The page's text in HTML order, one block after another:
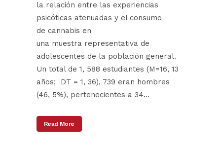
la relación entre las experiencias
psicóticas atenuadas y el consumo
de cannabis en
una muestra representativa de
adolescentes de la población general.
Un total de 1, 588 estudiantes (M=16, 13
años; DT = 1, 36), 739 eran hombres
(46, 5%), pertenecientes a 34...
Read More